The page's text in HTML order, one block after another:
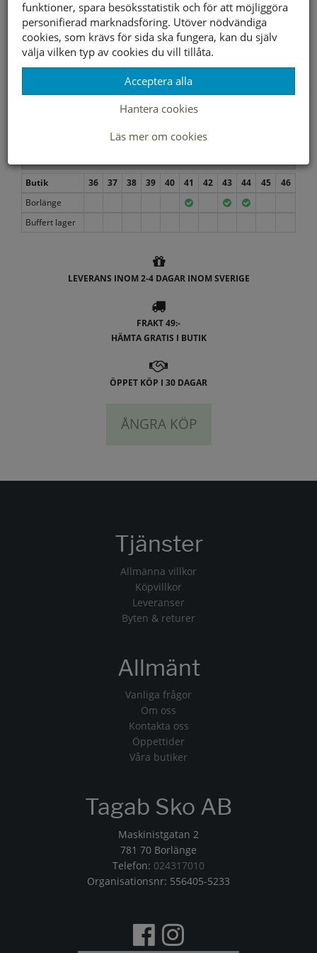
699 kr
Storleksguide
Välj storlek först
Butik
36 37 38 39 40 41 42 43 44 45
46
Borlänge
Buffert lager
LEVERANS INOM 2-4 DAGAR INOM SVERIGE
FRAKT 49:-
HÄMTA GRATIS I BUTIK
ÖPPET KÖP I 30 DAGAR
ÅNGRA KÖP
funktioner, spara besöksstatistik och för att möjliggöra
personifierad marknadsföring. Utöver nödvändiga
cookies, som krävs för sida ska fungera, kan du själv
välja vilken typ av cookies du vill tillåta.
Acceptera alla
Hantera cookies
Läs mer om cookies
Tjänster
Allmänna villkor
Köpvillkor
Leveranser
Byten & returer
Allmänt
Vanliga frågor
Om oss
Kontakta oss
Öppettider
Våra butiker
Tagab Sko AB
Maskinistgatan 2
781 70 Borlänge
Telefon: 024317010
Organisationsnr: 556405-5233